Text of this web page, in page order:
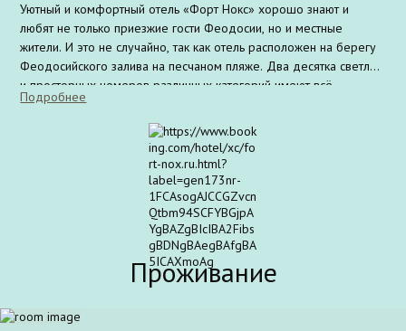
Уютный и комфортный отель «Форт Нокс» хорошо знают и
любят не только приезжие гости Феодосии, но и местные
жители. И это не случайно, так как отель расположен на берегу
Феодосийского залива на песчаном пляже. Два десятка светлых
и просторных номеров различных категорий имеют всё
необходимое для комфортного проживания гостей, а также
незабываемый вид на Черное море. Желающие посетить
Феодосию и отдохнуть в городе у моря имеют возможность
заранее забронировать для себя номер в отеле через сайт
fortnox-hotel.ru, а также узнать всю необходимую информацию
по телефону на стойке регистрации. При отеле есть услуги
прачечной, а также на первом этаже комплекса работает
ресторан с колоритным интерьером в духе названия комплекса,
прекрасной кухней и открытой террасой с видом на
феодосийский залив. Проживающим для удобства
имеется услуга "обслуживание в номерах". Феодосийцы часто
Подробнее
Проживание